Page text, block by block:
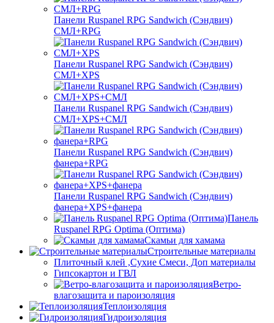
Панели Ruspanel RPG Sandwich (Сэндвич)
СМЛ+RPG
Панели Ruspanel RPG Sandwich (Сэндвич)
СМЛ+XPS
Панели Ruspanel RPG Sandwich (Сэндвич)
СМЛ+XPS+СМЛ
Панели Ruspanel RPG Sandwich (Сэндвич)
фанера+RPG
Панели Ruspanel RPG Sandwich (Сэндвич)
фанера+XPS+фанера
Панель
Ruspanel RPG Optima (Оптима)
Скамьи для хамама
Строительные материалы
Плиточный клей ,Сухие Смеси, Доп материалы
Гипсокартон и ГВЛ
Ветро-
влагозащита и пароизоляция
Теплоизоляция
Гидроизоляция